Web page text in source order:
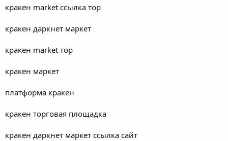
кракен market ссылка тор
кракен даркнет маркет
кракен market тор
кракен маркет
платформа кракен
кракен торговая площадка
кракен даркнет маркет ссылка сайт